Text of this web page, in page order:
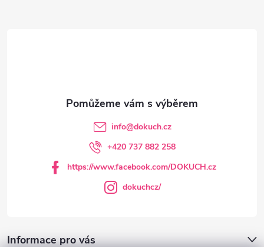
Informace pro vás
info@dokuch.cz
+420 737 882 258
https://www.facebook.com/DOKUCH.cz
dokuchcz/